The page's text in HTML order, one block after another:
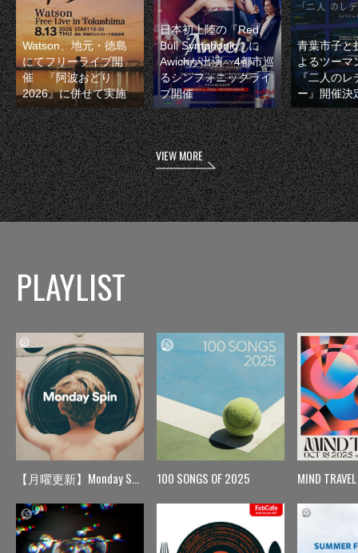
Watson、地元・徳島
にてフリーライブ開
催 『阿波おどり
2026』に併せて実施
日本初上陸の『Red
Bull Symphonic』に
Awichが出演 4都市巡
るシンフォニックライ
ブ開催
青葉市子と
よるツーマ
『二人のレ
ー』開催決
VIEW MORE
PLAYLIST
【月曜更新】Monday Spin 100 SONGS OF 2025 MIND TRAVEL